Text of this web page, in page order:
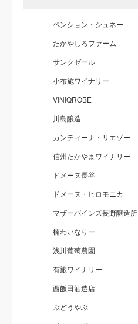
ペンション・シュネー
たかやしろファーム
サンクゼール
小布施ワイナリー
VINIQROBE
川島醸造
カンティーナ・リエゾー
信州たかやまワイナリー
ドメーヌ長谷
ドメーヌ・ヒロモニカ
マザーバインズ長野醸造所
楠わいなりー
浅川葡萄農園
有旅ワイナリー
西飯田酒造店
ぶどうやぶ